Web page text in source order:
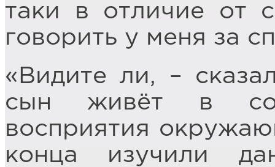
таки в отличие от
говорить у меня за
«Видите ли, –
сын живёт в
восприятия
конца изучили